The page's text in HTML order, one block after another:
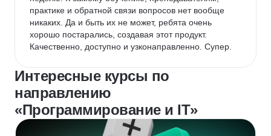
практике и обратной связи вопросов нет вообще
никаких. Да и быть их не может, ребята очень
хорошо постарались, создавая этот продукт.
Качественно, доступно и узконаправленно. Супер.
Интересные курсы по
направлению
«Программирование и IT»